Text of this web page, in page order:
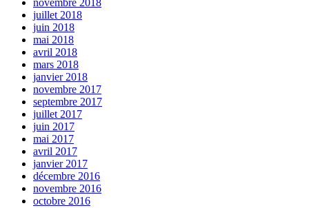
novembre 2018
juillet 2018
juin 2018
mai 2018
avril 2018
mars 2018
janvier 2018
novembre 2017
septembre 2017
juillet 2017
juin 2017
mai 2017
avril 2017
janvier 2017
décembre 2016
novembre 2016
octobre 2016